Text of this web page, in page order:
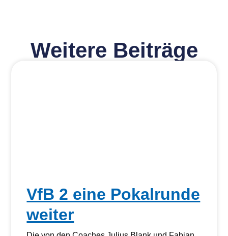
Weitere Beiträge
VfB 2 eine Pokalrunde
weiter